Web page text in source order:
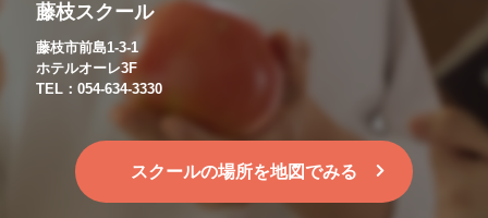
藤枝スクール
藤枝市前島1-3-1
ホテルオーレ3F
TEL：054-634-3330
スクールの場所を地図でみる